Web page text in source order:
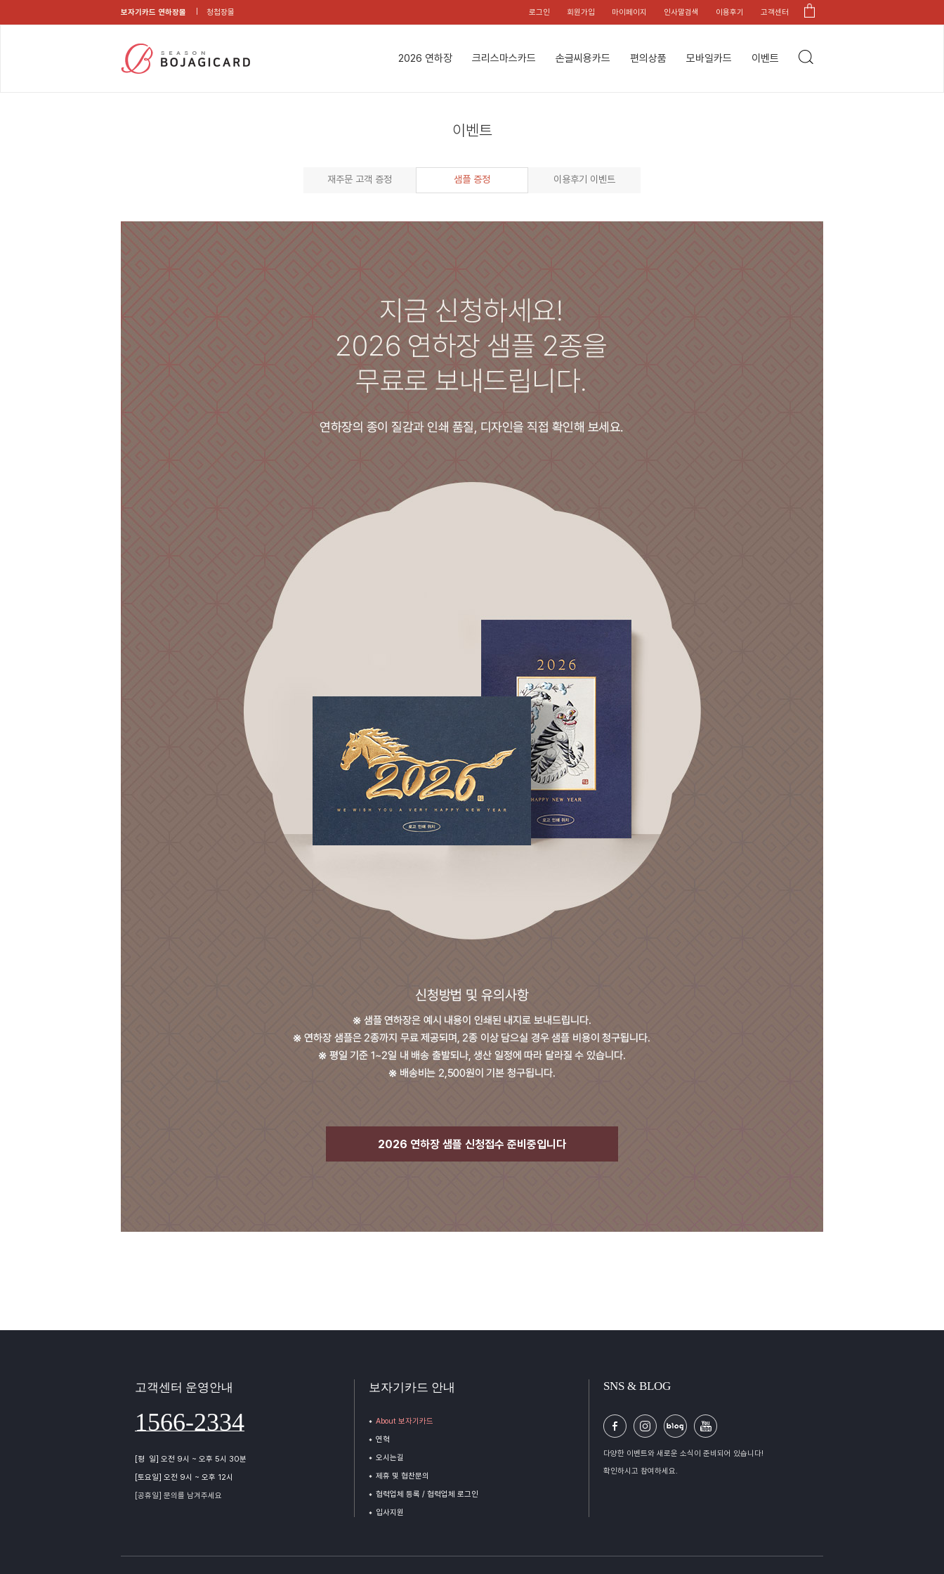
보자기카드 연하장몰 청첩장몰 로그인 회원가입 마이페이지 인사말검색 이용후기 고객센터
2026 연하장 크리스마스카드 손글씨용카드 편의상품 모바일카드 이벤트
이벤트
재주문 고객 증정 샘플 증정 이용후기 이벤트
2026 연하장 샘플 신청접수 준비중입니다
고객센터 운영안내
1566-2334
[평 일] 오전 9시 ~ 오후 5시 30분
[토요일] 오전 9시 ~ 오후 12시
[공휴일] 문의를 남겨주세요
보자기카드 안내
About 보자기카드
연혁
오시는길
제휴 및 협찬문의
협력업체 등록 / 협력업체 로그인
입사지원
SNS & BLOG
다양한 이벤트와 새로운 소식이 준비되어 있습니다!
확인하시고 참여하세요.